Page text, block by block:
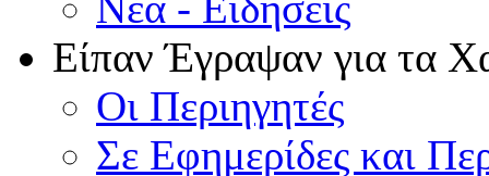
Είπαν Έγραψαν για τα
Οι Περιηγητές
Σε Εφημερίδες και